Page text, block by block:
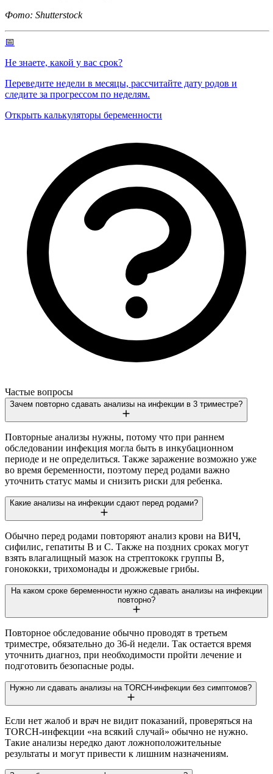
Фото: Shutterstock
📅
Не знаете, какой у вас срок?
Переведите недели в месяцы, рассчитайте дату родов и
следите за прогрессом по неделям.
Открыть калькуляторы беременности
Частые вопросы
Зачем повторно сдавать анализы на инфекции в 3 триместре?
Повторные анализы нужны, потому что при раннем
обследовании инфекция могла быть в инкубационном
периоде и не определиться. Также заражение возможно уже
во время беременности, поэтому перед родами важно
уточнить статус мамы и снизить риски для ребенка.
Какие анализы на инфекции сдают перед родами?
Обычно перед родами повторяют анализ крови на ВИЧ,
сифилис, гепатиты В и С. Также на поздних сроках могут
взять влагалищный мазок на стрептококк группы В,
гонококки, трихомонады и дрожжевые грибы.
На каком сроке беременности нужно сдавать анализы на инфекции
повторно?
Повторное обследование обычно проводят в третьем
триместре, обязательно до 36-й недели. Так остается время
уточнить диагноз, при необходимости пройти лечение и
подготовить безопасные роды.
Нужно ли сдавать анализы на TORCH-инфекции без симптомов?
Если нет жалоб и врач не видит показаний, проверяться на
TORCH-инфекции «на всякий случай» обычно не нужно.
Такие анализы нередко дают ложноположительные
результаты и могут привести к лишним назначениям.